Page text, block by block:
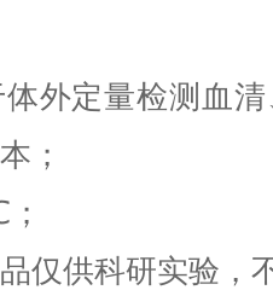
外定量检测血
；
仅供科研实验，